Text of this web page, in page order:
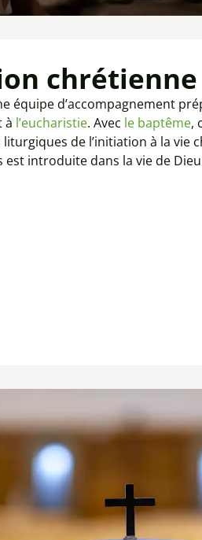
chrétienne
équipe d’accompagnement
à l’eucharistie. Avec le baptême,
de l’initiation à la vie
est introduite dans la vie de